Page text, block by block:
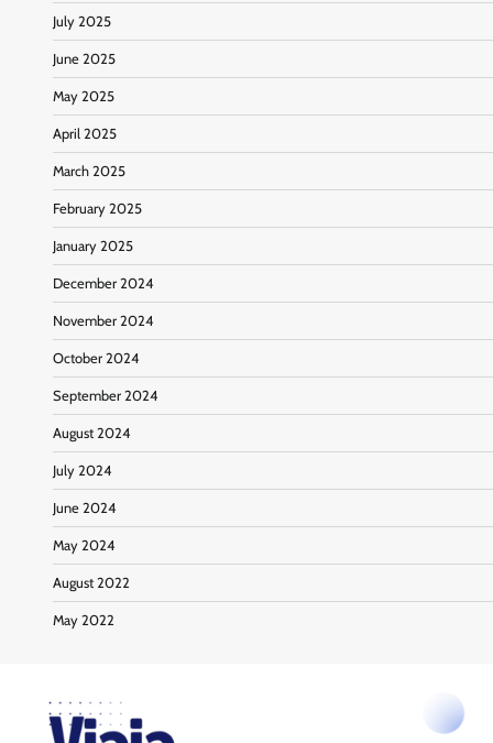
July 2025
June 2025
May 2025
April 2025
March 2025
February 2025
January 2025
December 2024
November 2024
October 2024
September 2024
August 2024
July 2024
June 2024
May 2024
August 2022
May 2022